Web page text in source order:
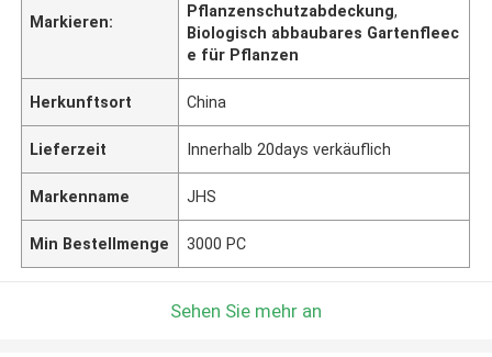
Markieren:
Pflanzenschutzabdeckung,
Biologisch abbaubares Gartenfleec
e für Pflanzen
Herkunftsort China
Lieferzeit Innerhalb 20days verkäuflich
Markenname JHS
Min Bestellmenge 3000 PC
Sehen Sie mehr an